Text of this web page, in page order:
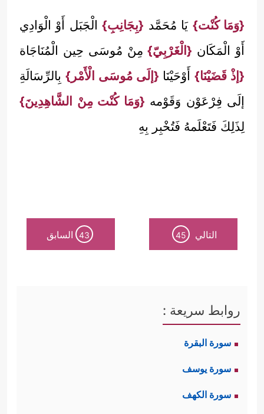
{وَمَا كُنْت} يَا مُحَمَّد {بِجَانِبِ}الْجَبَل أَوْ الْوَادِي
أَوْ الْمَكَان {الْغَرْبِيّ}مِنْ مُوسَى حِين الْمُنَاجَاة
{إذْ قَضَيْنَا}أَوْحَيْنَا {إلَى مُوسَى الْأَمْر} بِالرِّسَالَةِ
إلَى فِرْعَوْن وَقَوْمه {وَمَا كُنْت مِنْ الشَّاهِدِينَ}
لِذَلِكَ فَتَعْلَمهُ فَتُخْبِر بِهِ
التالي 45
43 السابق
روابط سريعة :
سورة البقرة
سورة يوسف
سورة الكهف